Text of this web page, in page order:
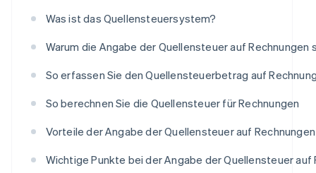
Was ist das Quellensteuersystem?
Warum die Angabe der Quellensteuer auf Rechnungen
So erfassen Sie den Quellensteuerbetrag auf
So berechnen Sie die Quellensteuer für Rechnungen
Vorteile der Angabe der Quellensteuer auf Rechnungen
Wichtige Punkte bei der Angabe der Quellensteuer auf